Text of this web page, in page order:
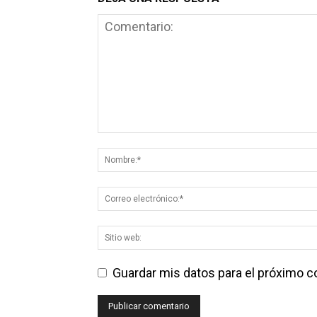
Guardar mis datos para el próximo